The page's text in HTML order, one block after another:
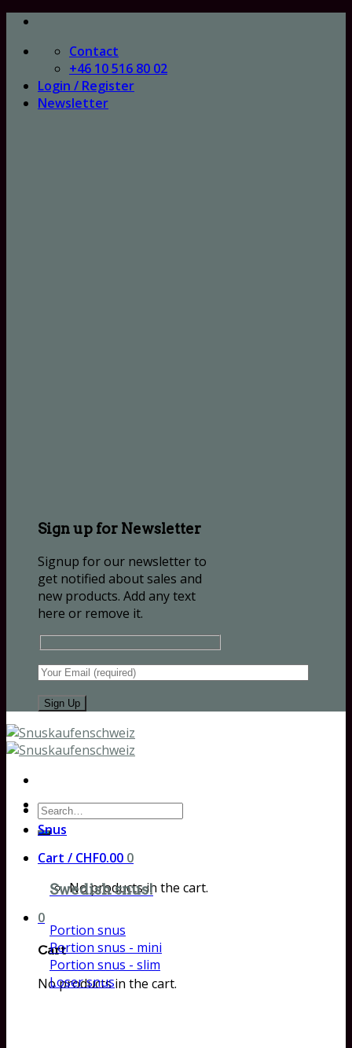
Skip
content
Contact
+46 10 516 80 02
Login / Register
Newsletter
Sign up for Newsletter
Signup for our newsletter to
get notified about sales and
new products. Add any text
here or remove it.
Search
for:
Cart / CHF0.00 0
No products in the cart.
0
Cart
No products in the cart.
Snus
Swedish snus!
Portion snus
Portion snus - mini
Portion snus - slim
Loser snus